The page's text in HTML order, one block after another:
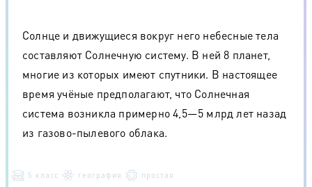
Солнце и движущиеся вокруг него небесные тела
составляют Солнечную систему. В ней 8 планет,
многие из которых имеют спутники. В настоящее
время учёные предполагают, что Солнечная
система возникла примерно 4,5—5 млрд лет назад
из газово-пылевого облака.
5 класс география простая